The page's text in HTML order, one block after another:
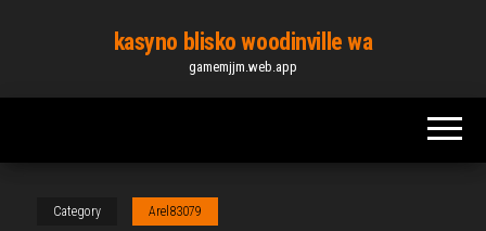
content
kasyno blisko woodinville wa
gamemjjm.web.app
Category Arel83079